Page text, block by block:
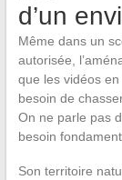
d’un
Même dans un
autorisée,
que les vidéos
besoin de
On ne parle pas
besoin
Son territoire